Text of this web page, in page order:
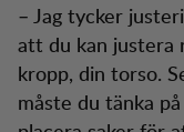
– Jag tycker
att du kan justera
kropp, din torso.
måste du tänka